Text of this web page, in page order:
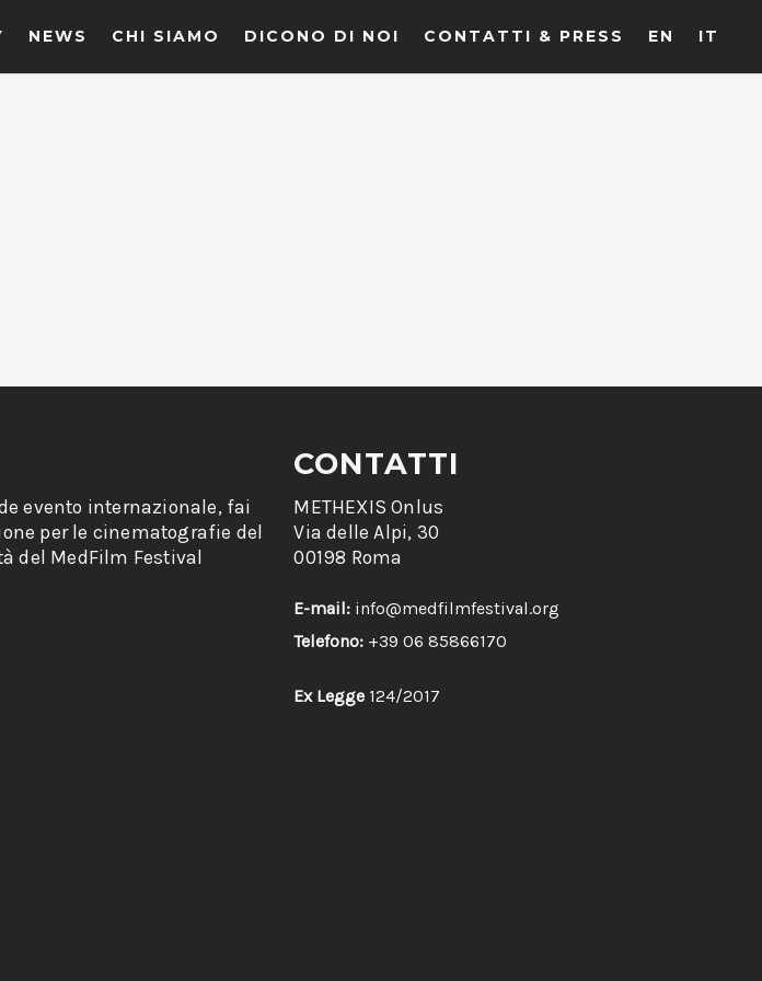
NEWS CHI SIAMO DICONO DI NOI CONTATTI & PRESS EN IT
evento internazionale, fai
per le cinematografie del
del MedFilm Festival
CONTATTI
METHEXIS Onlus
Via delle Alpi, 30
00198 Roma
E-mail: info@medfilmfestival.org
Telefono: +39 06 85866170
Ex Legge 124/2017